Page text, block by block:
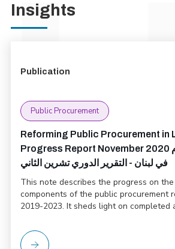
Insights
Publication
Public Procurement
Reforming Public Procurement in
Progress Report November 2020 إصلاح الشراء العام
في لبنان - التقرير الدوري تشرين الثاني
This note describes the progress on
components of the public procurement
2019-2023. It sheds light on completed